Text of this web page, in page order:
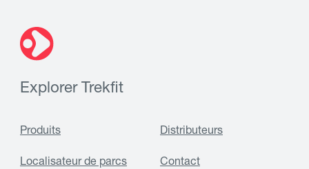
Explorer Trekfit
Produits Distributeurs
Localisateur de parcs Contact